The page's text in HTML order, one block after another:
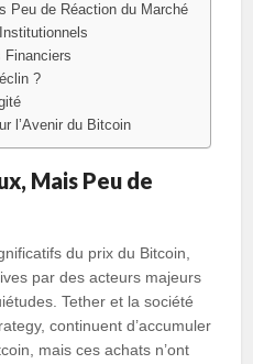
Peu de Réaction du Marché
Financiers
?
l’Avenir du Bitcoin
Mais Peu de
du prix du Bitcoin,
par des acteurs majeurs
Tether et la société
continuent d’accumuler
mais ces achats n’ont